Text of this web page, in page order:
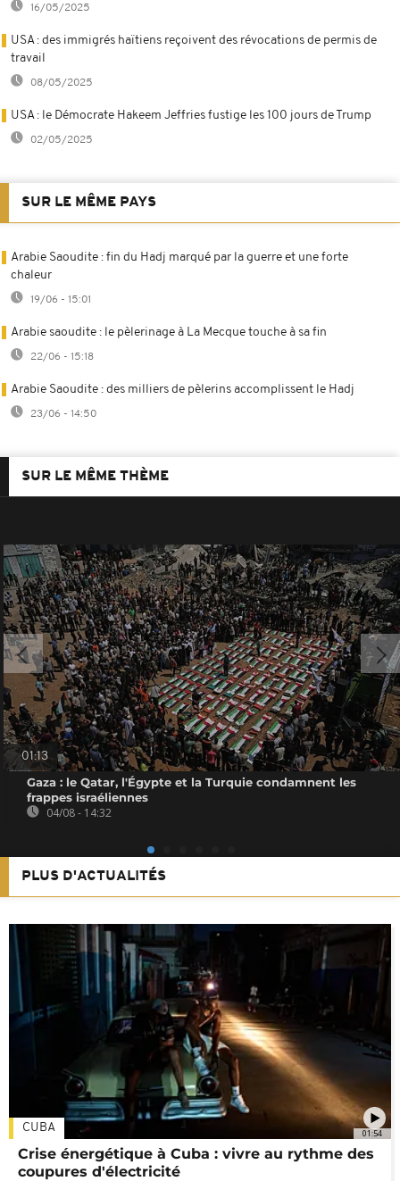
16/05/2025
USA : des immigrés haïtiens reçoivent des révocations de permis de
travail
08/05/2025
USA : le Démocrate Hakeem Jeffries fustige les 100 jours de Trump
02/05/2025
SUR LE MÊME PAYS
Arabie Saoudite : fin du Hadj marqué par la guerre et une forte
chaleur
19/06 - 15:01
Arabie saoudite : le pèlerinage à La Mecque touche à sa fin
22/06 - 15:18
Arabie Saoudite : des milliers de pèlerins accomplissent le Hadj
23/06 - 14:50
SUR LE MÊME THÈME
01:13
Gaza : le Qatar, l'Égypte et la Turquie condamnent les
frappes israéliennes
04/08 - 14:32
PLUS D'ACTUALITÉS
01:54
CUBA
Crise énergétique à Cuba : vivre au rythme des
coupures d'électricité